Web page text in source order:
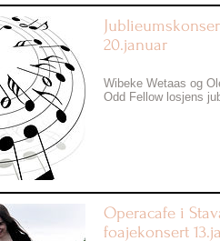
20.januar
Wibeke Wetaas og
Odd Fellow losjens
Operacafe i
foajekonsert